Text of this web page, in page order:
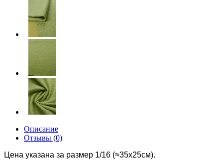
Описание
Отзывы (0)
Цена указана за размер 1/16 (≈35х25см).